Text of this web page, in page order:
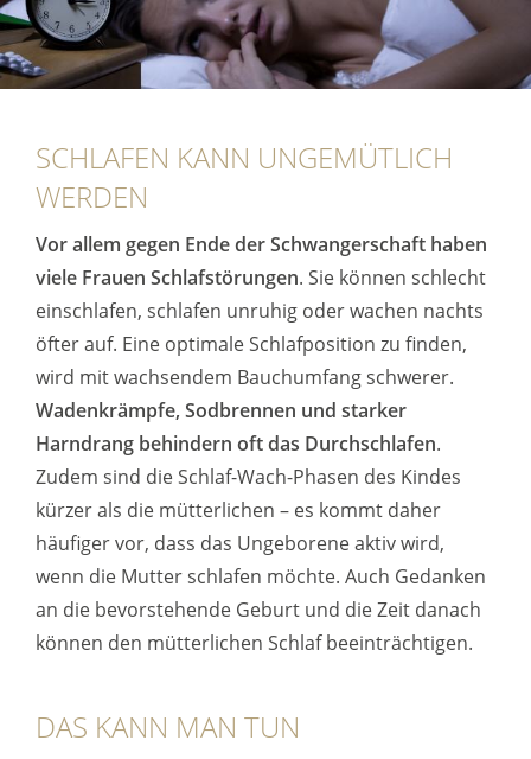
SCHLAFEN KANN UNGEMÜTLICH
WERDEN
Vor allem gegen Ende der Schwangerschaft haben
viele Frauen Schlafstörungen. Sie können schlecht
einschlafen, schlafen unruhig oder wachen nachts
öfter auf. Eine optimale Schlafposition zu finden,
wird mit wachsendem Bauchumfang schwerer.
Wadenkrämpfe, Sodbrennen und starker
Harndrang behindern oft das Durchschlafen.
Zudem sind die Schlaf-Wach-Phasen des Kindes
kürzer als die mütterlichen – es kommt daher
häufiger vor, dass das Ungeborene aktiv wird,
wenn die Mutter schlafen möchte. Auch Gedanken
an die bevorstehende Geburt und die Zeit danach
können den mütterlichen Schlaf beeinträchtigen.
DAS KANN MAN TUN